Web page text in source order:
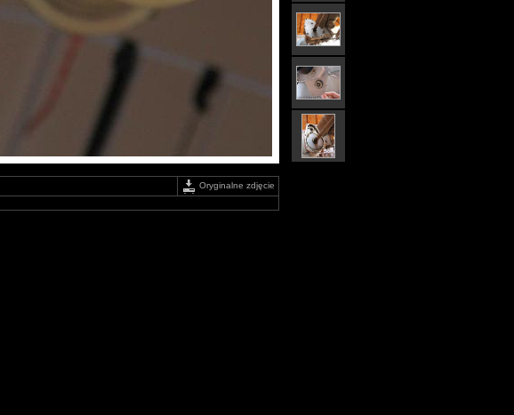
Oryginalne zdjęcie